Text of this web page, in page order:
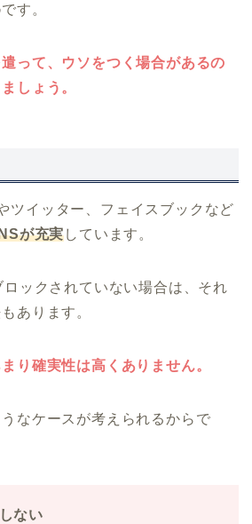
です。
って、ウソをつく場合があるの
しょう。
ツイッター、フェイスブックなど
が充実しています。
ックされていない場合は、それ
あります。
り確実性は高くありません。
なケースが考えられるからで
ない